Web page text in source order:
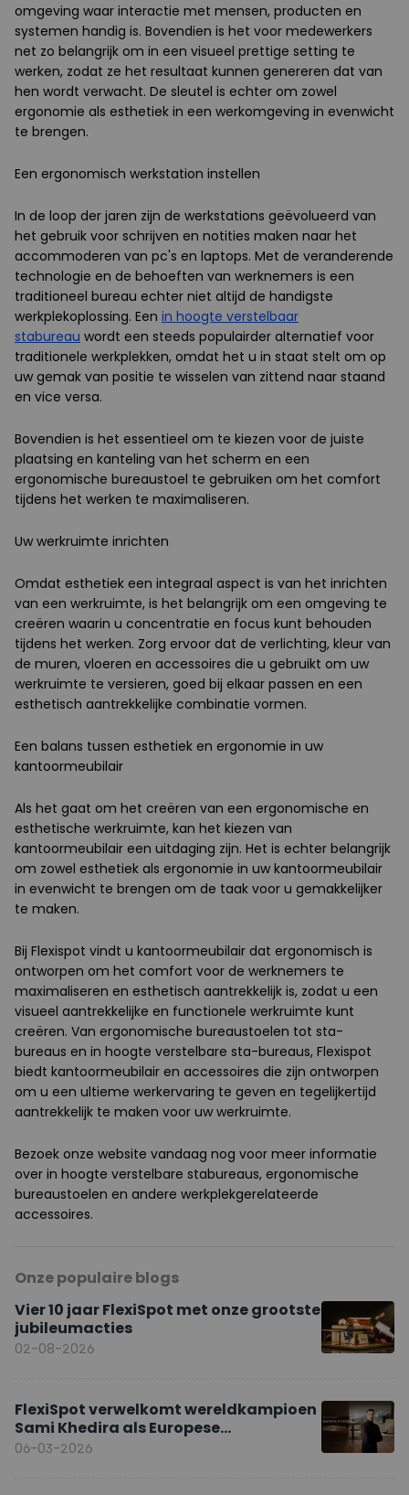
omgeving waar interactie met mensen, producten en
systemen handig is. Bovendien is het voor medewerkers
net zo belangrijk om in een visueel prettige setting te
werken, zodat ze het resultaat kunnen genereren dat van
hen wordt verwacht. De sleutel is echter om zowel
ergonomie als esthetiek in een werkomgeving in evenwicht
te brengen.
Een ergonomisch werkstation instellen
In de loop der jaren zijn de werkstations geëvolueerd van
het gebruik voor schrijven en notities maken naar het
accommoderen van pc's en laptops. Met de veranderende
technologie en de behoeften van werknemers is een
traditioneel bureau echter niet altijd de handigste
werkplekoplossing. Een in hoogte verstelbaar
stabureau wordt een steeds populairder alternatief voor
traditionele werkplekken, omdat het u in staat stelt om op
uw gemak van positie te wisselen van zittend naar staand
en vice versa.
Bovendien is het essentieel om te kiezen voor de juiste
plaatsing en kanteling van het scherm en een
ergonomische bureaustoel te gebruiken om het comfort
tijdens het werken te maximaliseren.
Uw werkruimte inrichten
Omdat esthetiek een integraal aspect is van het inrichten
van een werkruimte, is het belangrijk om een omgeving te
creëren waarin u concentratie en focus kunt behouden
tijdens het werken. Zorg ervoor dat de verlichting, kleur van
de muren, vloeren en accessoires die u gebruikt om uw
werkruimte te versieren, goed bij elkaar passen en een
esthetisch aantrekkelijke combinatie vormen.
Een balans tussen esthetiek en ergonomie in uw
kantoormeubilair
Als het gaat om het creëren van een ergonomische en
esthetische werkruimte, kan het kiezen van
kantoormeubilair een uitdaging zijn. Het is echter belangrijk
om zowel esthetiek als ergonomie in uw kantoormeubilair
in evenwicht te brengen om de taak voor u gemakkelijker
te maken.
Bij Flexispot vindt u kantoormeubilair dat ergonomisch is
ontworpen om het comfort voor de werknemers te
maximaliseren en esthetisch aantrekkelijk is, zodat u een
visueel aantrekkelijke en functionele werkruimte kunt
creëren. Van ergonomische bureaustoelen tot sta-
bureaus en in hoogte verstelbare sta-bureaus, Flexispot
biedt kantoormeubilair en accessoires die zijn ontworpen
om u een ultieme werkervaring te geven en tegelijkertijd
aantrekkelijk te maken voor uw werkruimte.
Bezoek onze website vandaag nog voor meer informatie
over in hoogte verstelbare stabureaus, ergonomische
bureaustoelen en andere werkplekgerelateerde
accessoires.
Onze populaire blogs
Vier 10 jaar FlexiSpot met onze grootste
jubileumacties
02-08-2026
FlexiSpot verwelkomt wereldkampioen
Sami Khedira als Europese
merkambassadeur
06-03-2026